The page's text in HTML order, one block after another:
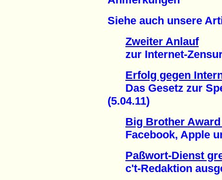
Siehe auch unsere
Zweiter Anlauf
zur Internet-Zensur
Erfolg gegen
Das Gesetz zur
(5.04.11)
Big Brother Award
Facebook, Apple
Paßwort-Dienst
c't-Redaktion